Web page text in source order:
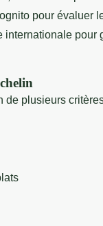
pour évaluer
pour
de plusieurs